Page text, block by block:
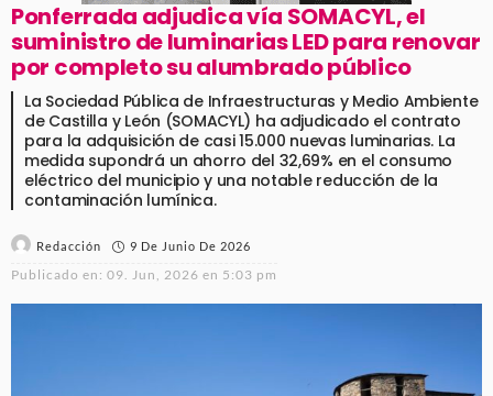
Ponferrada adjudica vía SOMACYL, el
suministro de luminarias LED para renovar
por completo su alumbrado público
La Sociedad Pública de Infraestructuras y Medio Ambiente
de Castilla y León (SOMACYL) ha adjudicado el contrato
para la adquisición de casi 15.000 nuevas luminarias. La
medida supondrá un ahorro del 32,69% en el consumo
eléctrico del municipio y una notable reducción de la
contaminación lumínica.
Redacción 9 De Junio De 2026
Publicado en: 09. Jun, 2026 en 5:03 pm